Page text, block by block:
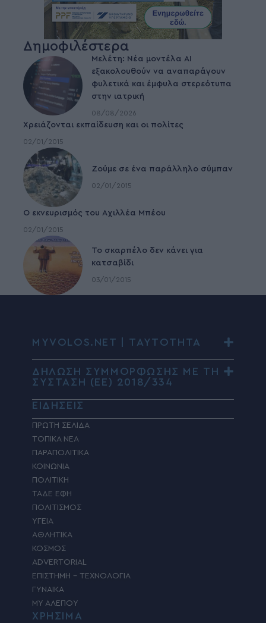
Δημοφιλέστερα
Μελέτη: Νέα μοντέλα ΑΙ
εξακολουθούν να αναπαράγουν
φυλετικά και έμφυλα στερεότυπα
στην ιατρική
08/08/2026
Χρειάζονται εκπαίδευση και οι πολίτες
02/01/2015
Ζούμε σε ένα παράλληλο σύμπαν
02/01/2015
Ο εκνευρισμός του Αχιλλέα Μπέου
02/01/2015
To σκαρπέλο δεν κάνει για
κατσαβίδι
03/01/2015
MYVOLOS.NET | ΤΑΥΤΟΤΗΤΑ
ΔΗΛΩΣΗ ΣΥΜΜΟΡΦΩΣΗΣ ΜΕ ΤΗ
ΣΥΣΤΑΣΗ (ΕΕ) 2018/334
ΕΙΔΗΣΕΙΣ
ΠΡΩΤΗ ΣΕΛΙΔΑ
ΤΟΠΙΚΑ ΝΕΑ
ΠΑΡΑΠΟΛΙΤΙΚΑ
ΚΟΙΝΩΝΙΑ
ΠΟΛΙΤΙΚΗ
ΤΑΔΕ ΕΦΗ
ΠΟΛΙΤΙΣΜΟΣ
ΥΓΕΙΑ
ΑΘΛΗΤΙΚΑ
ΚΟΣΜΟΣ
ADVERTORIAL
ΕΠΙΣΤΗΜΗ – ΤΕΧΝΟΛΟΓΙΑ
ΓΥΝΑΙΚΑ
MY ΑΛΕΠΟΥ
ΧΡΗΣΙΜΑ